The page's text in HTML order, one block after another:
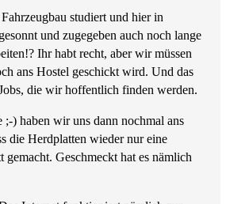
studiert und hier in
und zugegeben auch noch lange
Ihr habt recht, aber wir müssen
ans Hostel geschickt wird. Und das
die wir hoffentlich finden werden.
) haben wir uns dann nochmal ans
die Herdplatten wieder nur eine
Geschmeckt hat es nämlich